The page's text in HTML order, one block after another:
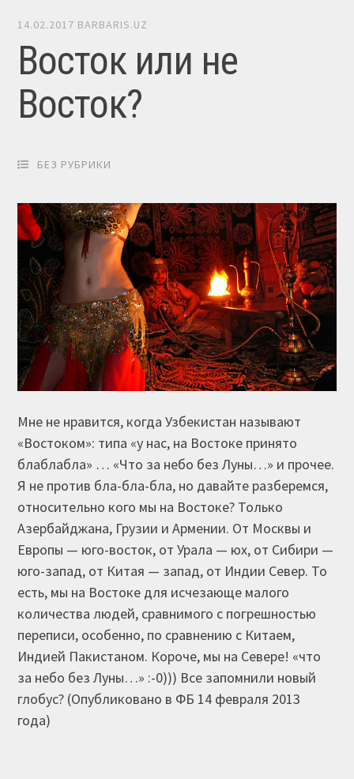
14.02.2017 BARBARIS.UZ
Восток или не
Восток?
БЕЗ РУБРИКИ
Мне не нравится, когда Узбекистан называют
«Востоком»: типа «у нас, на Востоке принято
блаблабла» … «Что за небо без Луны…» и прочее.
Я не против бла-бла-бла, но давайте разберемся,
относительно кого мы на Востоке? Только
Азербайджана, Грузии и Армении. От Москвы и
Европы — юго-восток, от Урала — юх, от Сибири —
юго-запад, от Китая — запад, от Индии Север. То
есть, мы на Востоке для исчезающе малого
количества людей, сравнимого с погрешностью
переписи, особенно, по сравнению с Китаем,
Индией Пакистаном. Короче, мы на Севере! «что
за небо без Луны…» :-0))) Все запомнили новый
глобус? (Опубликовано в ФБ 14 февраля 2013
года)